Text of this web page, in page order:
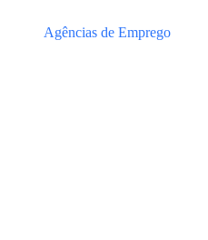
Agências de Emprego